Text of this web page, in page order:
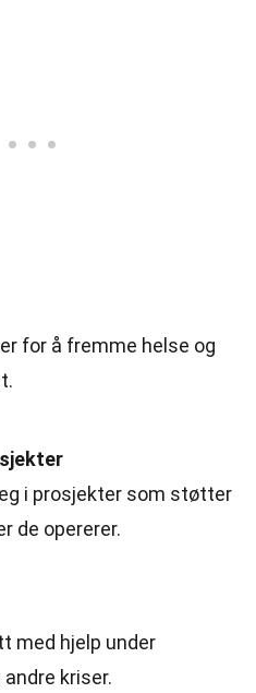
for å fremme helse og
i prosjekter som støtter
de opererer.
med hjelp under
kriser.